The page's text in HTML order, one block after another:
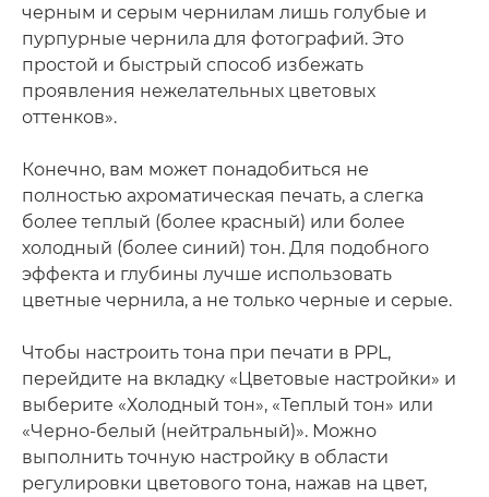
черным и серым чернилам лишь голубые и
пурпурные чернила для фотографий. Это
простой и быстрый способ избежать
проявления нежелательных цветовых
оттенков».
Конечно, вам может понадобиться не
полностью ахроматическая печать, а слегка
более теплый (более красный) или более
холодный (более синий) тон. Для подобного
эффекта и глубины лучше использовать
цветные чернила, а не только черные и серые.
Чтобы настроить тона при печати в PPL,
перейдите на вкладку «Цветовые настройки» и
выберите «Холодный тон», «Теплый тон» или
«Черно-белый (нейтральный)». Можно
выполнить точную настройку в области
регулировки цветового тона, нажав на цвет,